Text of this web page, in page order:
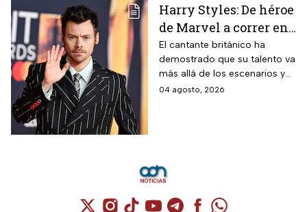
Harry Styles: De héroe
de Marvel a correr en
Chapultepec; las
apariciones del
cantante en el cine
El cantante británico ha
demostrado que su talento va
más allá de los escenarios y
ha llegado a la pantalla
04 agosto, 2026
Cuenta de X / Twitter (se abre en una
Cuenta de Instagram (se abre en una
Cuenta de TikTok (se abre en
Cuenta de YouTube (se abre
Cuenta de Telegram (se
Cuenta de
Cuenta de